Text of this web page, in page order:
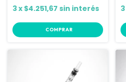
3x $4.251,67 sin interés 3